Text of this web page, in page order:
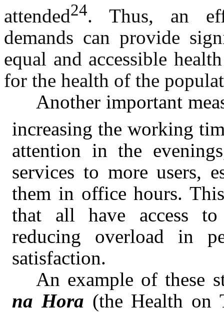
attended24. Thus, an
demands can provide
equal and accessible
for the health of the
Another important
increasing the working
attention in the
services to more users,
them in office hours.
that all have access to
reducing overload in
satisfaction.
An example of these
na Hora (the Health on